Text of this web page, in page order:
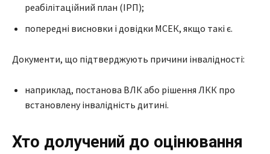
реабілітаційний план (ІРП);
попередні висновки і довідки МСЕК, якщо такі є​​.
Документи, що підтверджують причини інвалідності:
наприклад, постанова ВЛК або рішення ЛКК про
встановлену інвалідність дитині.
Хто долучений до оцінювання